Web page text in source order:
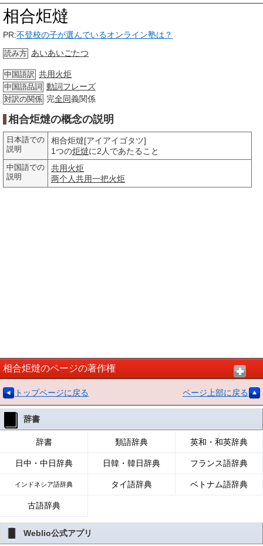
相合炬燵
PR:不登校の子が選んでいるオンライン塾は？
読み方 あいあいごたつ
中国語訳 共用火炬
中国語品詞 動詞フレーズ
対訳の関係 完全同義関係
相合炬燵の概念の説明
日本語での
説明
相合炬燵[アイアイゴタツ]
1つの炬燵に2人であたること
中国語での
説明
共用火炬
两个人共用一把火炬
相合炬燵のページの著作権
トップページに戻る ページ上部に戻る
辞書
辞書 類語辞典 英和・和英辞典
日中・中日辞典 日韓・韓日辞典 フランス語辞典
インドネシア語辞典 タイ語辞典 ベトナム語辞典
古語辞典
Weblio公式アプリ